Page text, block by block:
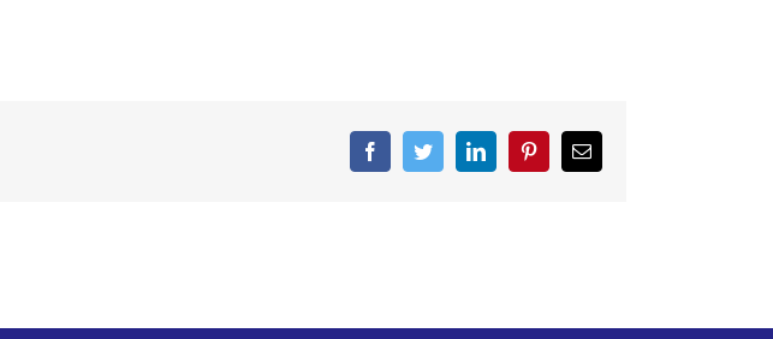
FacebookTwitterLinkedInPinterestCorreo
electrónico